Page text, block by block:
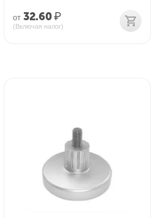
от 32.60₽
(Включая налог)